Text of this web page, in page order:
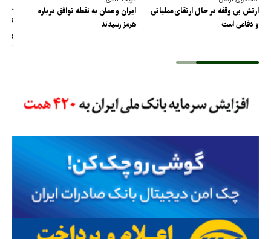
ارتش بی وقفه در حال ارتقای عملیاتی
و دفاعی است
ایران و عمان به نقطه توافق درباره
هرمز رسیدند
را